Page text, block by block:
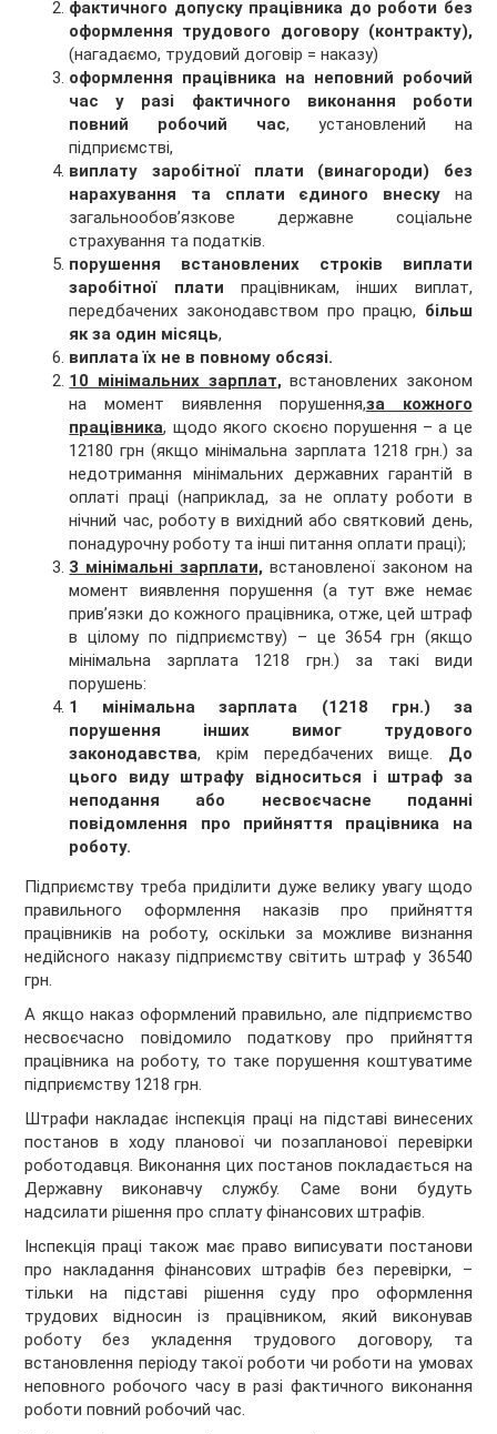
фактичного допуску працівника до роботи без
оформлення трудового договору (контракту),
(нагадаємо, трудовий договір = наказу)
оформлення працівника на неповний робочий
час у разі фактичного виконання роботи
повний робочий час, установлений на
підприємстві,
виплату заробітної плати (винагороди) без
нарахування та сплати єдиного внескуна
загальнообов’язкове державне соціальне
страхування та податків.
порушення встановлених строків виплати
заробітної плати працівникам, інших виплат,
передбачених законодавством про працю, більш
як за один місяць,
виплата їх не в повному обсязі.
10 мінімальних зарплат, встановлених законом
на момент виявлення порушення,за кожного
працівника, щодо якого скоєно порушення – а це
12180 грн (якщо мінімальна зарплата 1218 грн.) за
недотримання мінімальних державних гарантій в
оплаті праці (наприклад, за не оплату роботи в
нічний час, роботу в вихідний або святковий день,
понадурочну роботу та інші питання оплати праці);
3 мінімальні зарплати, встановленої законом на
момент виявлення порушення (а тут вже немає
прив’язки до кожного працівника, отже, цей штраф
в цілому по підприємству) – це 3654 грн (якщо
мінімальна зарплата 1218 грн.) за такі види
порушень:
1 мінімальна зарплата (1218 грн.) за
порушення інших вимог трудового
законодавства, крім передбачених вище. До
цього виду штрафу відноситься і штраф за
неподання або несвоєчасне поданні
повідомлення про прийняття працівника на
роботу.
Підприємству треба приділити дуже велику увагу щодо
правильного оформлення наказів про прийняття
працівників на роботу, оскільки за можливе визнання
недійсного наказу підприємству світить штраф у 36540
грн.
А якщо наказ оформлений правильно, але підприємство
несвоєчасно повідомило податкову про прийняття
працівника на роботу, то таке порушення коштуватиме
підприємству 1218 грн.
Штрафи накладає інспекція праці на підставі винесених
постанов в ходу планової чи позапланової перевірки
роботодавця. Виконання цих постанов покладається на
Державну виконавчу службу. Саме вони будуть
надсилати рішення про сплату фінансових штрафів.
Інспекція праці також має право виписувати постанови
про накладання фінансових штрафів без перевірки, –
тільки на підставі рішення суду про оформлення
трудових відносин із працівником, який виконував
роботу без укладення трудового договору, та
встановлення періоду такої роботи чи роботи на умовах
неповного робочого часу в разі фактичного виконання
роботи повний робочий час.